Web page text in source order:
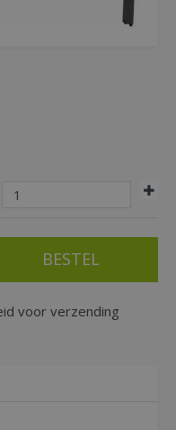
voor verzending